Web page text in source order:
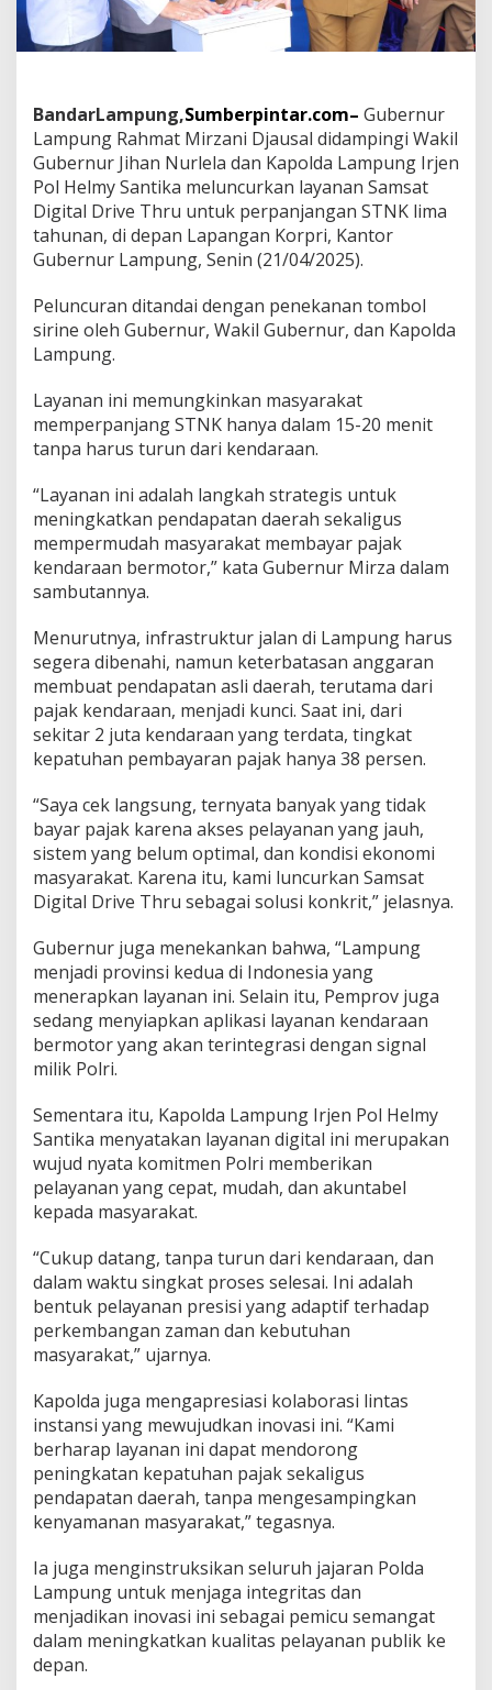
L
n
g
L
u
c
u
r
a
n
S
s
a
t
D
g
i
t
a
i
v
e
T
h
r
u
u
t
u
k
P
e
r
a
n
j
a
n
g
S
T
N
K
BandarLampung,Sumberpintar.com– Gubernur
Lampung Rahmat Mirzani Djausal didampingi Wakil
Gubernur Jihan Nurlela dan Kapolda Lampung Irjen
Pol Helmy Santika meluncurkan layanan Samsat
Digital Drive Thru untuk perpanjangan STNK lima
tahunan, di depan Lapangan Korpri, Kantor
Gubernur Lampung, Senin (21/04/2025).
Peluncuran ditandai dengan penekanan tombol
sirine oleh Gubernur, Wakil Gubernur, dan Kapolda
Lampung.
Layanan ini memungkinkan masyarakat
memperpanjang STNK hanya dalam 15-20 menit
tanpa harus turun dari kendaraan.
“Layanan ini adalah langkah strategis untuk
meningkatkan pendapatan daerah sekaligus
mempermudah masyarakat membayar pajak
kendaraan bermotor,” kata Gubernur Mirza dalam
sambutannya.
Menurutnya, infrastruktur jalan di Lampung harus
segera dibenahi, namun keterbatasan anggaran
membuat pendapatan asli daerah, terutama dari
pajak kendaraan, menjadi kunci. Saat ini, dari
sekitar 2 juta kendaraan yang terdata, tingkat
kepatuhan pembayaran pajak hanya 38 persen.
“Saya cek langsung, ternyata banyak yang tidak
bayar pajak karena akses pelayanan yang jauh,
sistem yang belum optimal, dan kondisi ekonomi
masyarakat. Karena itu, kami luncurkan Samsat
Digital Drive Thru sebagai solusi konkrit,” jelasnya.
Gubernur juga menekankan bahwa, “Lampung
menjadi provinsi kedua di Indonesia yang
menerapkan layanan ini. Selain itu, Pemprov juga
sedang menyiapkan aplikasi layanan kendaraan
bermotor yang akan terintegrasi dengan signal
milik Polri.
Sementara itu, Kapolda Lampung Irjen Pol Helmy
Santika menyatakan layanan digital ini merupakan
wujud nyata komitmen Polri memberikan
pelayanan yang cepat, mudah, dan akuntabel
kepada masyarakat.
“Cukup datang, tanpa turun dari kendaraan, dan
dalam waktu singkat proses selesai. Ini adalah
bentuk pelayanan presisi yang adaptif terhadap
perkembangan zaman dan kebutuhan
masyarakat,” ujarnya.
Kapolda juga mengapresiasi kolaborasi lintas
instansi yang mewujudkan inovasi ini. “Kami
berharap layanan ini dapat mendorong
peningkatan kepatuhan pajak sekaligus
pendapatan daerah, tanpa mengesampingkan
kenyamanan masyarakat,” tegasnya.
Ia juga menginstruksikan seluruh jajaran Polda
Lampung untuk menjaga integritas dan
menjadikan inovasi ini sebagai pemicu semangat
dalam meningkatkan kualitas pelayanan publik ke
depan.